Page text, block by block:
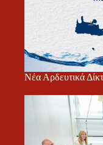
Νέα Αρδευτικά